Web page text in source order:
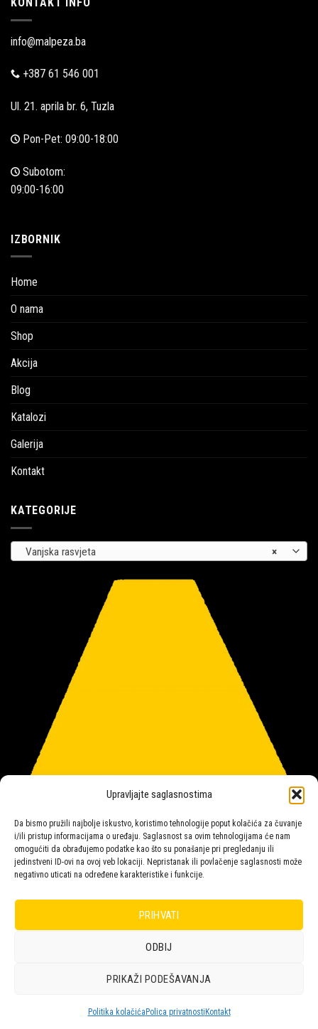
Upravljajte saglasnostima
Da bismo pružili najbolje iskustvo, koristimo tehnologije poput kolačića za čuvanje
i/ili pristup informacijama o uređaju. Saglasnost sa ovim tehnologijama će nam
omogućiti da obrađujemo podatke kao što su ponašanje pri pregledanju ili
jedinstveni ID-ovi na ovoj veb lokaciji. Nepristanak ili povlačenje saglasnosti može
negativno uticati na određene karakteristike i funkcije.
PRIHVATI
ODBIJ
PRIKAŽI PODEŠAVANJA
Politika kolačića Polica privatnosti Kontakt
info@malpeza.ba
+387 61 546 001
Ul. 21. aprila br. 6, Tuzla
Pon-Pet: 09:00-18:00
Subotom:
09:00-16:00
IZBORNIK
Home
O nama
Shop
Akcija
Blog
Katalozi
Galerija
Kontakt
KATEGORIJE
×
Vanjska rasvjeta
Copyright 2026 © Malpeza d.o.o.